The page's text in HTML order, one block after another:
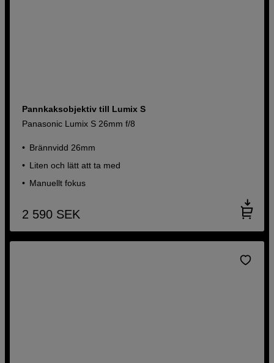
Pannkaksobjektiv till Lumix S
Panasonic Lumix S 26mm f/8
Brännvidd 26mm
Liten och lätt att ta med
Manuellt fokus
2 590 SEK